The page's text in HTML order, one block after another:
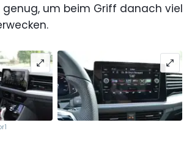
um beim Griff danach viel